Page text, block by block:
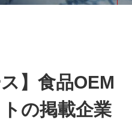
】食品OEM
の掲載企業